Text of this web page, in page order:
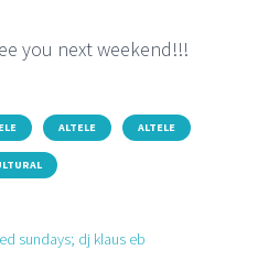
you next weekend!!!
ALTELE ALTELE
sundays; dj klaus eb